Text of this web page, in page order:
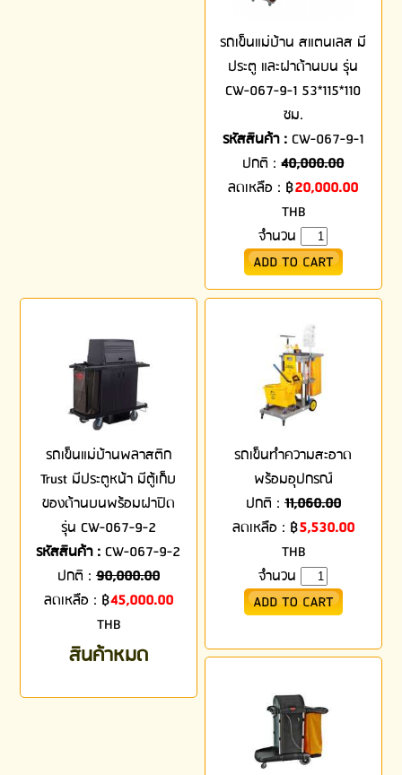
รถเข็นแม่บ้าน สแตนเลส มี
ประตู และฝาด้านบน รุ่น
CW-067-9-1 53*115*110
ซม.
รหัสสินค้า :CW-067-9-1
ปกติ :40,000.00
ลดเหลือ : ฿20,000.00
THB
จำนวน
รถเข็นแม่บ้านพลาสติก
Trust มีประตูหน้า มีตู้เก็บ
ของด้านบนพร้อมฝาปิด
รุ่น CW-067-9-2
รหัสสินค้า :CW-067-9-2
ปกติ : 90,000.00
ลดเหลือ : ฿45,000.00
THB
สินค้าหมด
รถเข็นทำความสะอาด
พร้อมอุปกรณ์
ปกติ : 11,060.00
ลดเหลือ : ฿5,530.00
THB
จำนวน